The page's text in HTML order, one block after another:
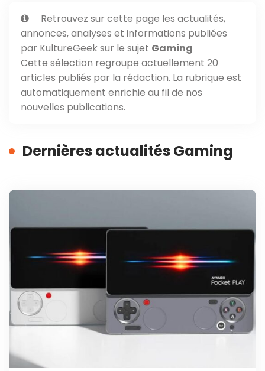
Retrouvez sur cette page les actualités,
annonces, analyses et informations publiées
par KultureGeek sur le sujet Gaming
Cette sélection regroupe actuellement 20
articles publiés par la rédaction. La rubrique est
automatiquement enrichie au fil de nos
nouvelles publications.
Dernières actualités Gaming